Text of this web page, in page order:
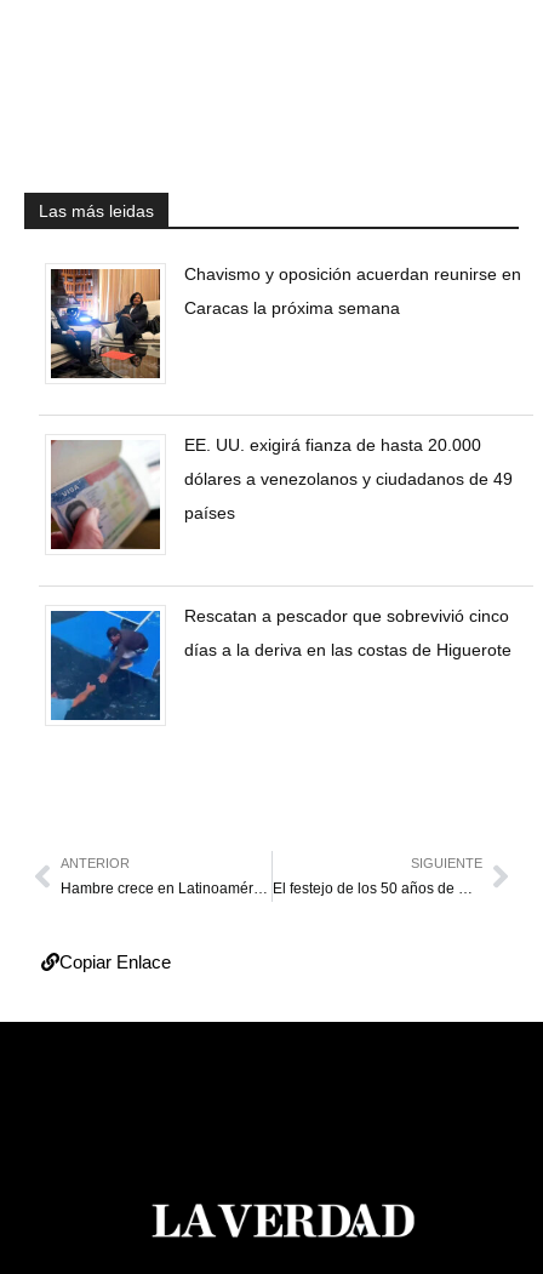
Las más leidas
Chavismo y oposición acuerdan reunirse en
Caracas la próxima semana
EE. UU. exigirá fianza de hasta 20.000
dólares a venezolanos y ciudadanos de 49
países
Rescatan a pescador que sobrevivió cinco
días a la deriva en las costas de Higuerote
ANTERIOR
Hambre crece en Latinoamérica por crisis de Venezuela, dice ONU
SIGUIENTE
El festejo de los 50 años de Comic-Con San Diego
Copiar Enlace